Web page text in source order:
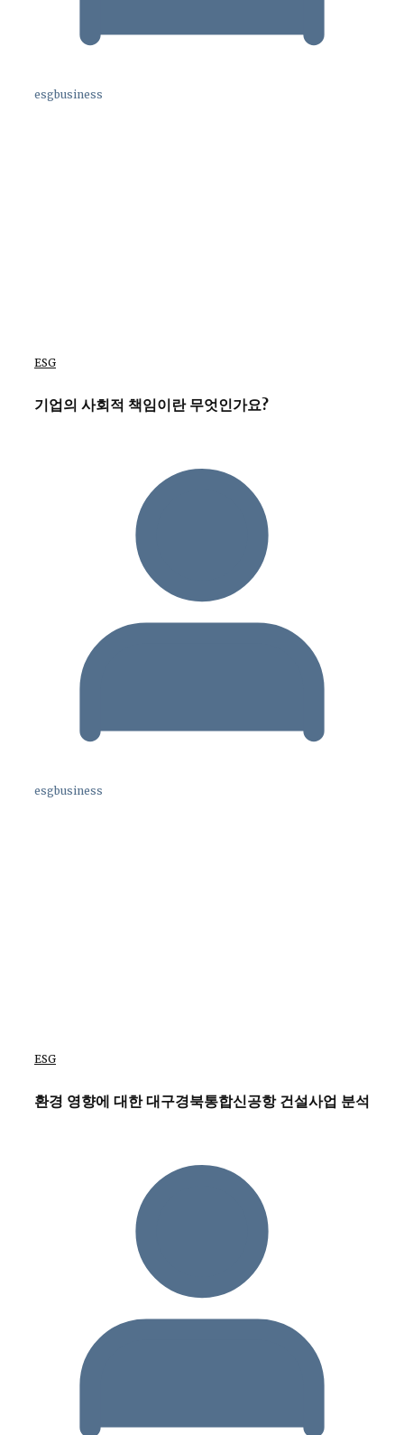
esgbusiness
ESG
기업의 사회적 책임이란 무엇인가요?
esgbusiness
ESG
환경 영향에 대한 대구경북통합신공항 건설사업 분석